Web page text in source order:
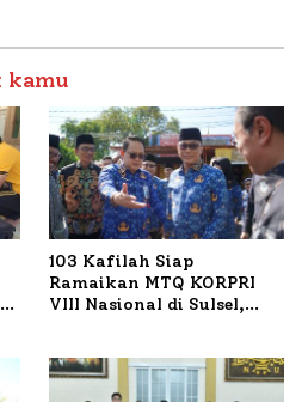
Petelur di Desa Bataal
Timur
kamu
103 Kafilah Siap
Ramaikan MTQ KORPRI
VIII Nasional di Sulsel,